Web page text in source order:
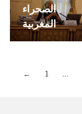
الصحراء
المغربية
← 1 …